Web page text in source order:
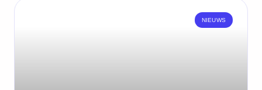
NIEUWS